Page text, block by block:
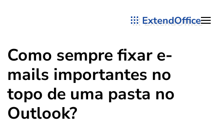
ExtendOffice
Como sempre fixar e-
mails importantes no
topo de uma pasta no
Outlook?